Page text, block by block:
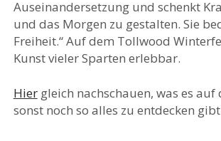
Auseinandersetzung und schenkt
und das Morgen zu gestalten. Sie
Freiheit.“ Auf dem Tollwood
Kunst vieler Sparten erlebbar.
Hiergleich nachschauen, was es auf
sonst noch so alles zu entdecken